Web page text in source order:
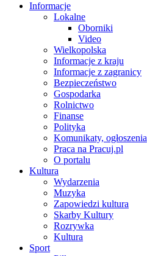
Informacje
Lokalne
Oborniki
Video
Wielkopolska
Informacje z kraju
Informacje z zagranicy
Bezpieczeństwo
Gospodarka
Rolnictwo
Finanse
Polityka
Komunikaty, ogłoszenia
Praca na Pracuj.pl
O portalu
Kultura
Wydarzenia
Muzyka
Zapowiedzi kultura
Skarby Kultury
Rozrywka
Kultura
Sport